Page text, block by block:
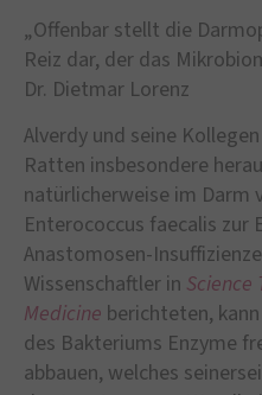
„Offenbar stellt die
Reiz dar, der das
Dr. Dietmar Lorenz
Alverdy und seine
Ratten insbesondere
natürlicherweise im Darm
Enterococcus faecalis
Anastomosen-
Wissenschaftler in
Medicine berichteten,
des Bakteriums Enzyme
abbauen, welches